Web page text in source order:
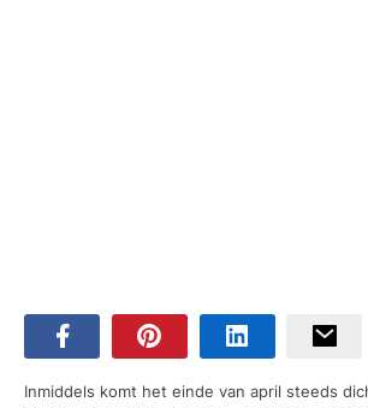
Inmiddels komt het einde van april steeds